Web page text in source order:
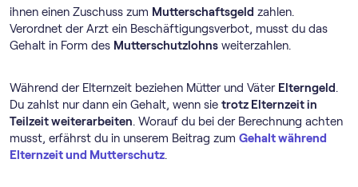
ihnen einen Zuschuss zum Mutterschaftsgeld zahlen.
Verordnet der Arzt ein Beschäftigungsverbot, musst du das
Gehalt in Form des Mutterschutzlohns weiterzahlen.
Während der Elternzeit beziehen Mütter und Väter Elterngeld.
Du zahlst nur dann ein Gehalt, wenn sie trotz Elternzeit in
Teilzeit weiterarbeiten. Worauf du bei der Berechnung achten
musst, erfährst du in unserem Beitrag zum Gehalt während
Elternzeit und Mutterschutz.